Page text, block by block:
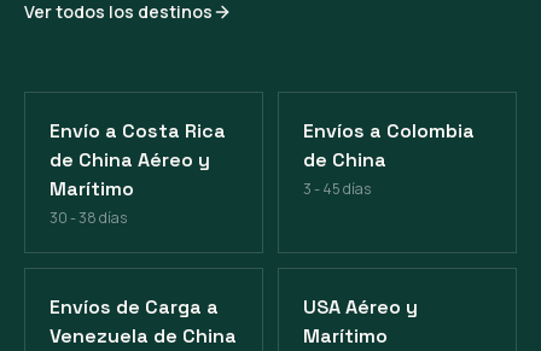
Ver todos los destinos
Envío a Costa Rica
de China Aéreo y
Marítimo
30 - 38 días
Envíos a Colombia
de China
3 - 45 días
Envíos de Carga a
Venezuela de China
USA Aéreo y
Marítimo